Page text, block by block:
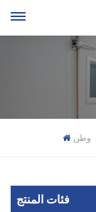
وطن
فئات المنتج